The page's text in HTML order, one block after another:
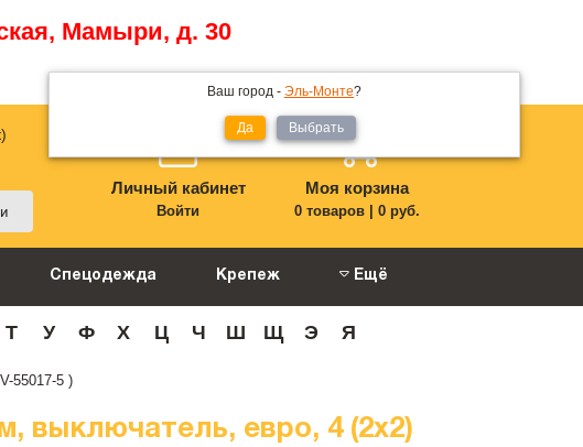
Мамыри, д. 30
Ваш город - Эль-Монте?
Да Выбрать
Личный кабинет
Войти
Моя корзина
0 товаров| 0 руб.
Спецодежда Крепеж Ещё
Т У Ф Х Ц Ч Ш Щ Э Я
55017-5 )
выключатель, евро, 4 (2х2)